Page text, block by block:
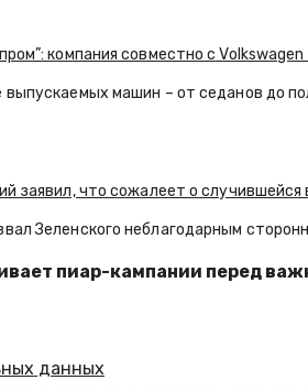
компания совместно с
выпускаемых машин – от седанов до
заявил, что сожалеет о
Зеленского неблагодарным
пиар-кампании перед
данных